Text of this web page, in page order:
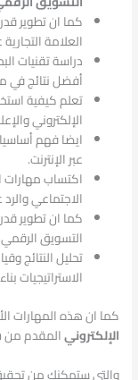
كما ان تطوير
العلامة
دراسة تقنيات
أفضل نتائج في
تعلم كيفية
الإلكتروني
ايضا فهم
عبر الإنترنت.
اكتساب مهارات
الاجتماعي
كما ان تطوير
التسويق الرقمي.
تحليل النتائج
الاستراتيجيات
كما ان هذه المهارات
الإلكترونيالمقدم من
والتي ستمكنك من